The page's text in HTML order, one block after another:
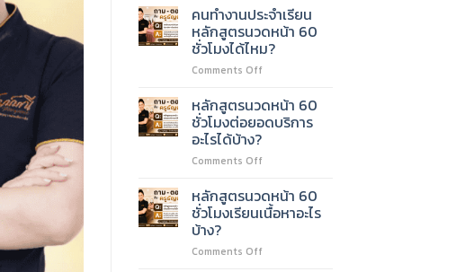
หน้า
ยก
กระชับ
ด้วย
มือ
ยาก
ไหม?
คนทำงานประจำเรียน
หลักสูตรนวดหน้า 60
ชั่วโมงได้ไหม?
Comments Offon
ทำงาน
ประจำ
เรียน
นวด
60
ชั่วโมง
ได้
หลักสูตรนวดหน้า 60
ชั่วโมงต่อยอดบริการ
อะไรได้บ้าง?
Comments Offon
นวด
หน้า
60
ต่อย
หลักสูตรนวดหน้า 60
ชั่วโมงเรียนเนื้อหาอะไร
บ้าง?
Comments Offon